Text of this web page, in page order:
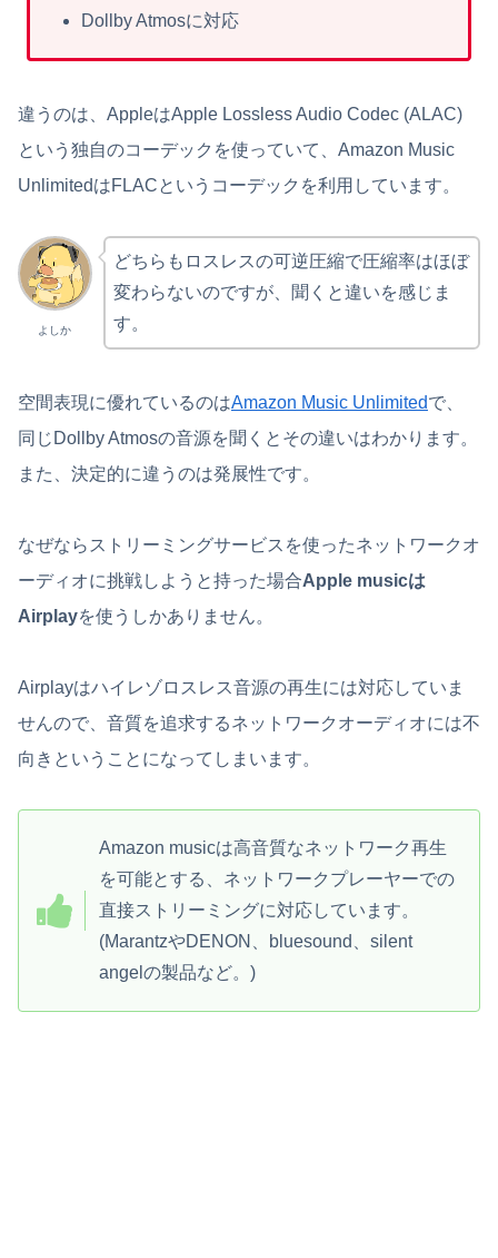
Dollby Atmosに対応
違うのは、AppleはApple Lossless Audio Codec (ALAC)
という独自のコーデックを使っていて、Amazon Music
UnlimitedはFLACというコーデックを利用しています。
よしか
どちらもロスレスの可逆圧縮で圧縮率はほぼ
変わらないのですが、聞くと違いを感じま
す。
空間表現に優れているのはAmazon Music Unlimitedで、
同じDollby Atmosの音源を聞くとその違いはわかります。
また、決定的に違うのは発展性です。
なぜならストリーミングサービスを使ったネットワークオ
ーディオに挑戦しようと持った場合Apple musicは
Airplayを使うしかありません。
Airplayはハイレゾロスレス音源の再生には対応していま
せんので、音質を追求するネットワークオーディオには不
向きということになってしまいます。
Amazon musicは高音質なネットワーク再生
を可能とする、ネットワークプレーヤーでの
直接ストリーミングに対応しています。
(MarantzやDENON、bluesound、silent
angelの製品など。)